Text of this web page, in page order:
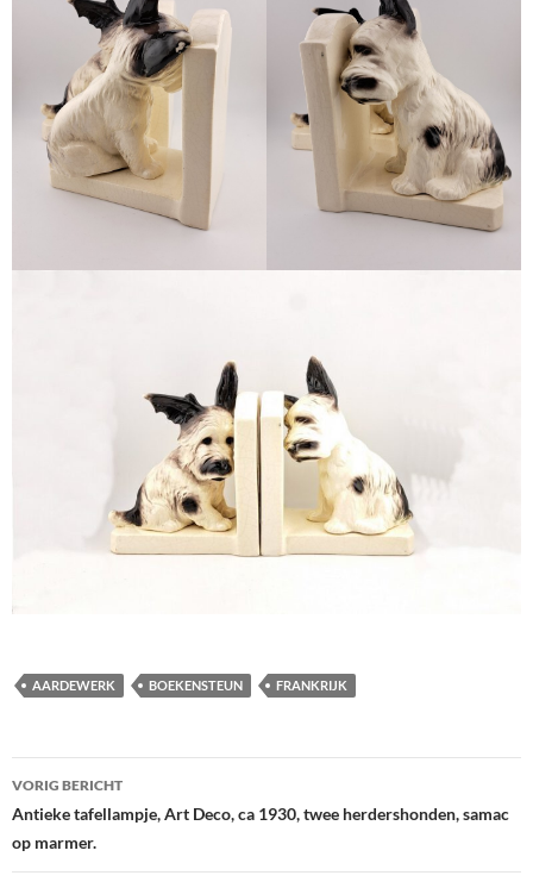
AARDEWERK BOEKENSTEUN FRANKRIJK
Berichtnavigatie
VORIG BERICHT
Antieke tafellampje, Art Deco, ca 1930, twee herdershonden, samac
op marmer.